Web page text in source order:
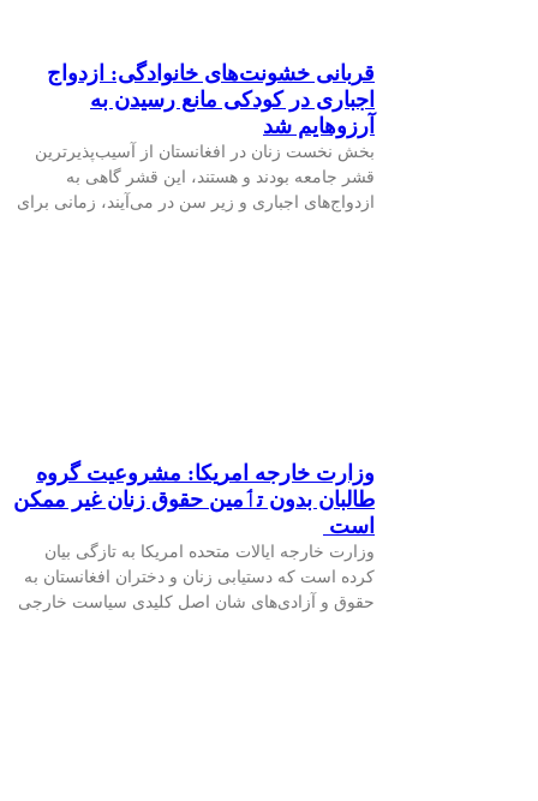
قربانی خشونت‌های خانوادگی: ازدواج
اجباری در کودکی مانع رسیدن به
آرزوهایم شد
بخش نخست زنان در افغانستان از آسیب‌پذیرترین
قشر جامعه بودند و هستند، این قشر گاهی به
ازدواج‌های اجباری و زیر سن‌ در می‌آیند، زمانی برای
وزارت خارجه امریکا: مشروعیت گروه
طالبان بدون تٲمین حقوق زنان غیر ممکن
وزارت خارجه ایالات متحده امریکا به تازگی بیان
کرده است که دستیابی زنان و دختران افغانستان به
حقوق و آزادی‌های شان اصل کلیدی سیاست خارجی